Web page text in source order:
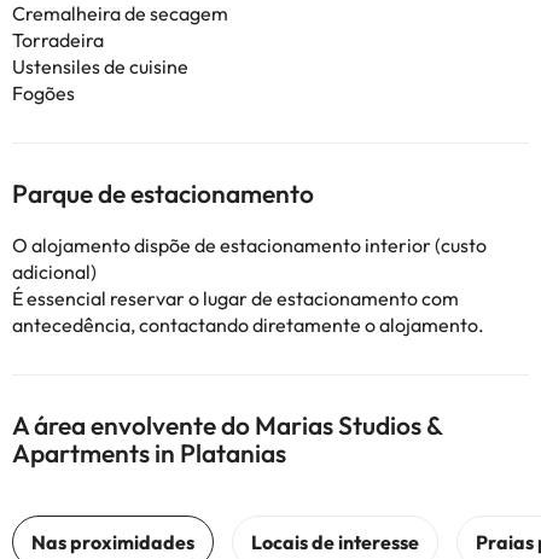
Cremalheira de secagem
Torradeira
Ustensiles de cuisine
Fogões
Parque de estacionamento
O alojamento dispõe de estacionamento interior (custo
adicional)
É essencial reservar o lugar de estacionamento com
antecedência, contactando diretamente o alojamento.
A área envolvente do Marias Studios &
Apartments in Platanias